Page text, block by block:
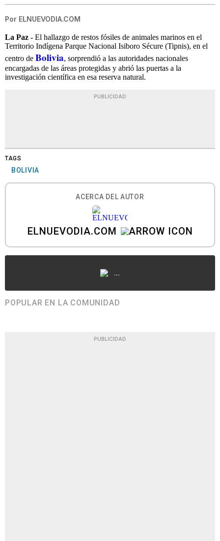
Por ELNUEVODIA.COM
La Paz - El hallazgo de restos fósiles de animales marinos en el
Territorio Indígena Parque Nacional Isiboro Sécure (Tipnis), en el
centro de Bolivia, sorprendió a las autoridades nacionales
encargadas de las áreas protegidas y abrió las puertas a la
investigación científica en esa reserva natural.
PUBLICIDAD
TAGS
BOLIVIA
ACERCA DEL AUTOR
ELNUEVODIA.COM
...
POPULAR EN LA COMUNIDAD
PUBLICIDAD